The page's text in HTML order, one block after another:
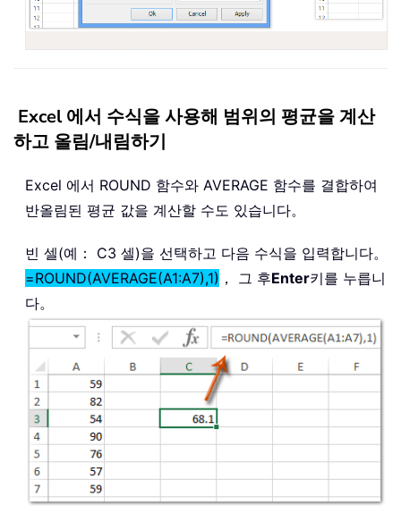
Excel 에서 수식을 사용해 범위의 평균을 계산
하고 올림/내림하기
Excel 에서 ROUND 함수와 AVERAGE 함수를 결합하여
반올림된 평균 값을 계산할 수도 있습니다。
빈 셀(예： C3 셀)을 선택하고 다음 수식을 입력합니다。
=ROUND(AVERAGE(A1:A7),1) ， 그 후Enter키를 누릅니
다。